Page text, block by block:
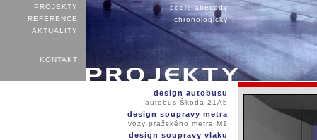
PROJEKTY
REFERENCE
AKTUALITY
KONTAKT
podle abecedy
chronologicky
design autobusu
autobus Škoda 21Ab
design soupravy metra
vozy pražského metra M1
design soupravy vlaku